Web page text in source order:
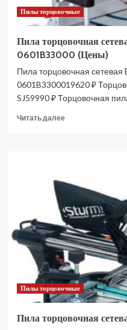
Пилы торцовочные
Пила торцовочная
0601B33000 (Цены)
Пила торцовочная сетевая
0601B3300019620 ₽
SJ59990 ₽ Торцовочная
Читать далееПрочитать
BOSCH
216
0601B33000
(Цены)
Пилы торцовочные
Пила торцовочная